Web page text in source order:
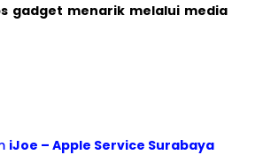
gadget menarik melalui media
iJoe – Apple Service Surabaya